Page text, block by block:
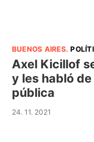
BUENOS AIRES.
Axel Kicillof
y les habló
pública
24. 11. 2021